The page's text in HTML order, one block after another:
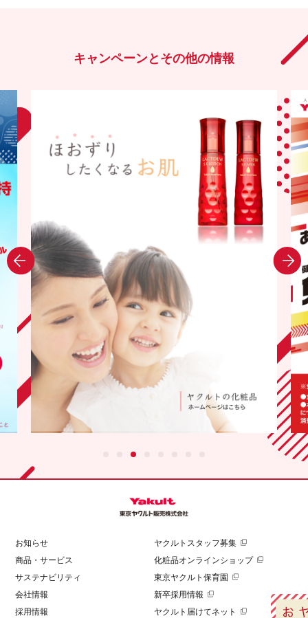
キャンペーンとその他の情報
お知らせ
商品・サービス
サステナビリティ
会社情報
採用情報
ヤクルトスタッフ募集
化粧品オンラインショップ
東京ヤクルト保育園
新卒採用情報
ヤクルト届けてネット